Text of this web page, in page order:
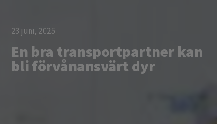
23 juni, 2025
En bra transportpartner kan
bli förvånansvärt dyr